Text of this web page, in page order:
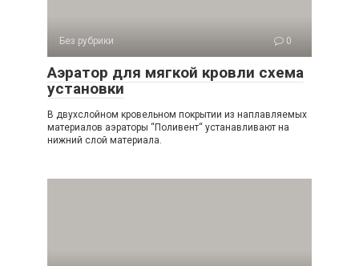
Без рубрики 0
Аэратор для мягкой кровли схема
установки
В двухслойном кровельном покрытии из наплавляемых
материалов аэраторы “Поливент“ устанавливают на
нижний слой материала.